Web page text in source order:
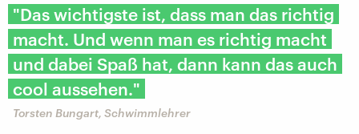
"Das wichtigste ist, dass man das richtig
macht. Und wenn man es richtig macht
und dabei Spaß hat, dann kann das auch
cool aussehen."
Torsten Bungart, Schwimmlehrer